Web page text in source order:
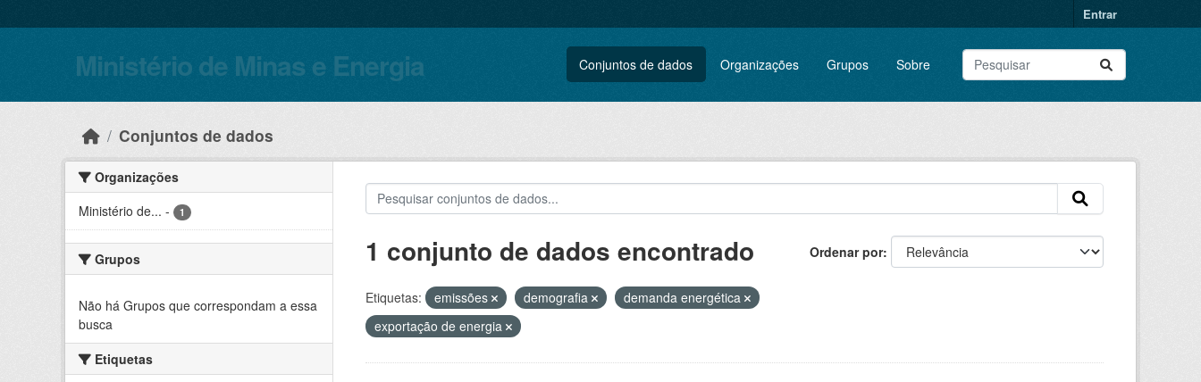
Entrar
Ministério de Minas e Energia Conjuntos de dados Organizações Grupos Sobre
Conjuntos de dados
Organizações
Ministério de... - 1
Grupos
Não há Grupos que correspondam a essa
busca
Etiquetas
Ordenar por
1 conjunto de dados encontrado
Etiquetas: emissões demografia
demanda energética
exportação de energia